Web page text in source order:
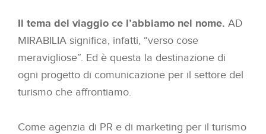
Il tema del viaggio ce l’abbiamo nel nome. AD
MIRABILIA significa, infatti, “verso cose
meravigliose”. Ed è questa la destinazione di
ogni progetto di comunicazione per il settore del
turismo che affrontiamo.
Come agenzia di PR e di marketing per il turismo